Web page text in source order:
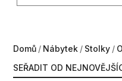
Domů Nábytek Stolky